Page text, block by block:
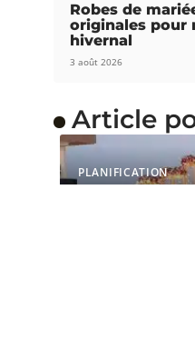
Robes de
originales pour
hivernal
3 août 2026
Article
PLANIFICATION